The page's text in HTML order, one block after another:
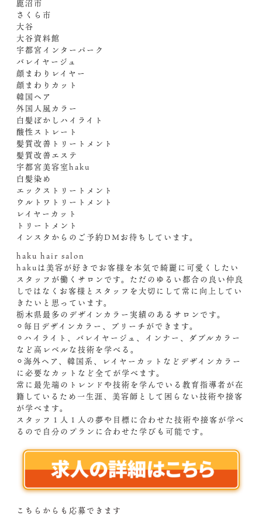
鹿沼市
さくら市
大谷
大谷資料館
宇都宮インターパーク
バレイヤージュ
顔まわりレイヤー
顔まわりカット
韓国ヘア
外国人風カラー
白髪ぼかしハイライト
酸性ストレート
髪質改善トリートメント
髪質改善エステ
宇都宮美容室haku
白髪染め
エックストリートメント
ウルトワトリートメント
レイヤーカット
トリートメント
インスタからのご予約DM️お待ちしています。
haku hair salon
hakuは美容が好きでお客様を本気で綺麗に可愛くしたい
スタッフが働くサロンです。ただのゆるい都合の良い仲良
しではなくお客様とスタッフを大切にして常に向上してい
きたいと思っています。
栃木県最多のデザインカラー実績のあるサロンです。
⚪︎毎日デザインカラー、ブリーチができます。
⚪︎ハイライト、バレイヤージュ、インナー、ダブルカラー
など高レベルな技術を学べる。
⚪︎海外ヘア、韓国系、レイヤーカットなどデザインカラー
に必要なカットなど全てが学べます。
常に最先端のトレンドや技術を学んでいる教育指導者が在
籍しているため一生涯、美容師として困らない技術や接客
が学べます。
スタッフ１人１人の夢や目標に合わせた技術や接客が学べ
るので自分のプランに合わせた学びも可能です。
こちらからも応募できます